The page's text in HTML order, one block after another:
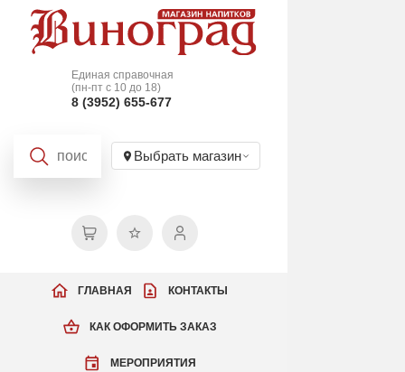
Единая справочная
(пн-пт с 10 до 18)
8 (3952) 655-677
Выбрать магазин
КАК ОФОРМИТЬ ЗАКАЗ
МЕРОПРИЯТИЯ
ГЛАВНАЯ КОНТАКТЫ